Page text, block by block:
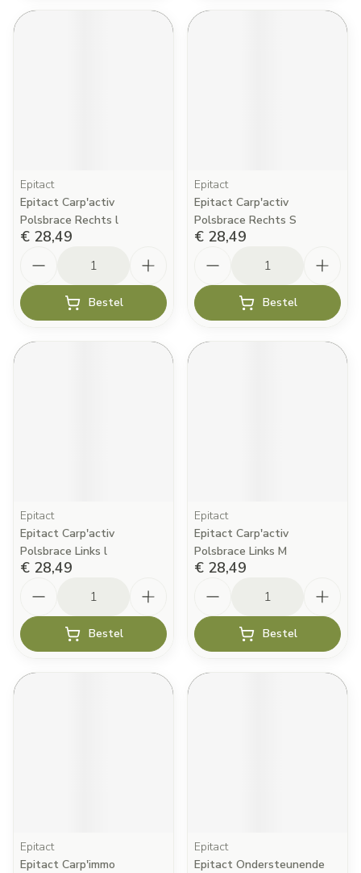
Epitact
Epitact Carp'activ
Polsbrace Rechts l
€ 28,49
Bestel
Epitact
Epitact Carp'activ
Polsbrace Rechts S
€ 28,49
Bestel
Epitact
Epitact Carp'activ
Polsbrace Links l
€ 28,49
Bestel
Epitact
Epitact Carp'activ
Polsbrace Links M
€ 28,49
Bestel
Epitact
Epitact Carp'immo
Epitact
Epitact Ondersteunende